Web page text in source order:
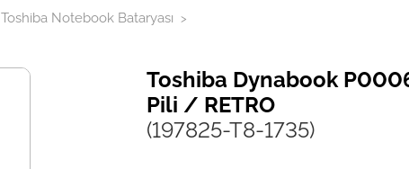
Toshiba Notebook Bataryası >
Toshiba Dynabook
Pili / RETRO
(197825-T8-1735)